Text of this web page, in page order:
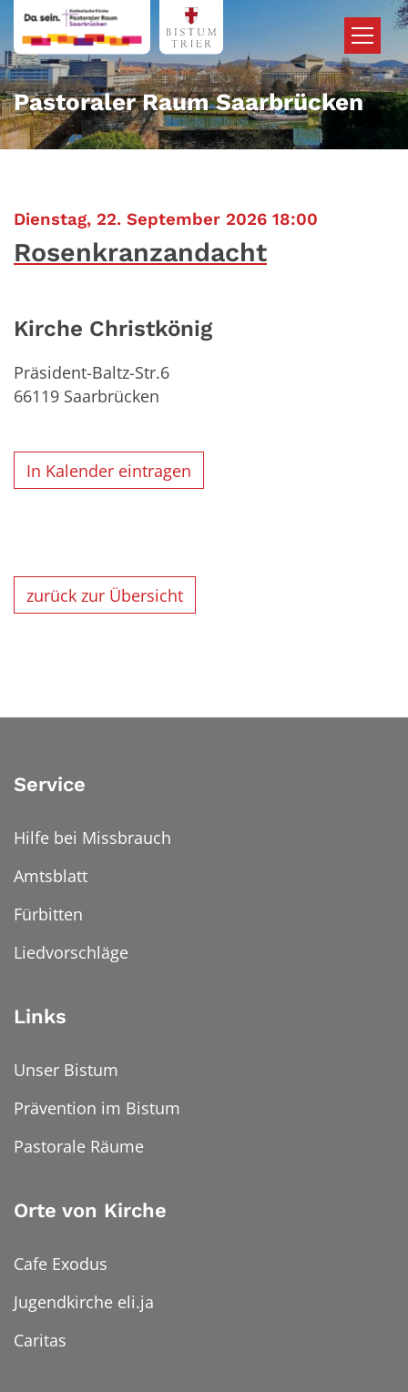
Zum Inhalt springen
Pastoraler Raum Saarbrücken
Dienstag, 22. September 2026 18:00
Rosenkranzandacht
Kirche Christkönig
Präsident-Baltz-Str.6
66119 Saarbrücken
In Kalender eintragen
zurück zur Übersicht
Service
Hilfe bei Missbrauch
Amtsblatt
Fürbitten
Liedvorschläge
Links
Unser Bistum
Prävention im Bistum
Pastorale Räume
Orte von Kirche
Cafe Exodus
Jugendkirche eli.ja
Caritas